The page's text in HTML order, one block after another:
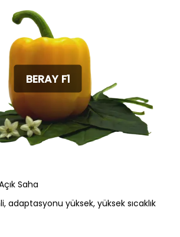
BERAY F1
Saha
adaptasyonu yüksek, yüksek sıcaklık